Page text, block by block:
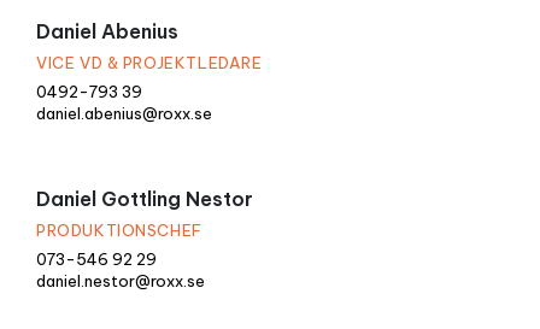
Daniel Abenius
VICE VD & PROJEKTLEDARE
0492-793 39
daniel.abenius@roxx.se
Daniel Gottling Nestor
PRODUKTIONSCHEF
073-546 92 29
daniel.nestor@roxx.se